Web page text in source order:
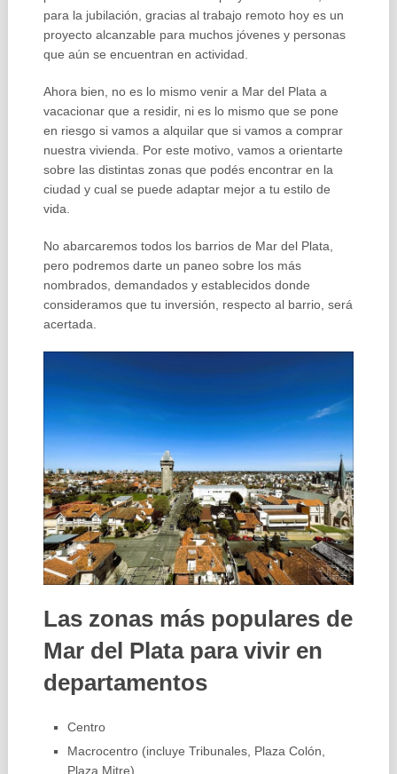
para la jubilación, gracias al trabajo remoto hoy es un
proyecto alcanzable para muchos jóvenes y personas
que aún se encuentran en actividad.
Ahora bien, no es lo mismo venir a Mar del Plata a
vacacionar que a residir, ni es lo mismo que se pone
en riesgo si vamos a alquilar que si vamos a comprar
nuestra vivienda. Por este motivo, vamos a orientarte
sobre las distintas zonas que podés encontrar en la
ciudad y cual se puede adaptar mejor a tu estilo de
vida.
No abarcaremos todos los barrios de Mar del Plata,
pero podremos darte un paneo sobre los más
nombrados, demandados y establecidos donde
consideramos que tu inversión, respecto al barrio, será
acertada.
Las zonas más populares de
Mar del Plata para vivir en
departamentos
Centro
Macrocentro (incluye Tribunales, Plaza Colón,
Plaza Mitre)